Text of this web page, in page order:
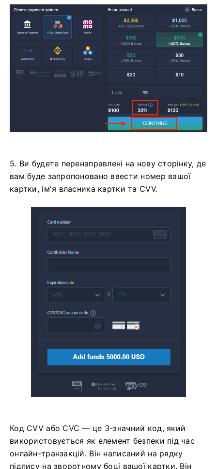
5. Ви будете перенаправлені на нову сторінку, де
вам буде запропоновано ввести номер вашої
картки, ім'я власника картки та CVV.
Код CVV або СVC — це 3-значний код, який
використовується як елемент безпеки під час
онлайн-транзакцій. Він написаний на рядку
підпису на зворотному боці вашої картки. Він